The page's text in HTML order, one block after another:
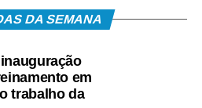
DA SEMANA
em
trabalho da